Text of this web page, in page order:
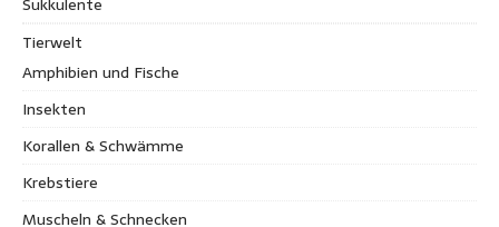
Tierwelt
Amphibien und Fische
Insekten
Korallen & Schwämme
Krebstiere
Muscheln & Schnecken